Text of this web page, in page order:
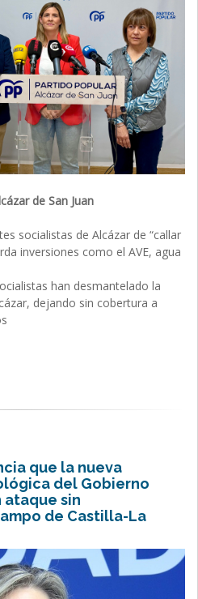
de San Juan
socialistas de Alcázar de “callar
inversiones como el AVE, agua
han desmantelado la
dejando sin cobertura a
que la nueva
del Gobierno
ataque sin
de Castilla-La